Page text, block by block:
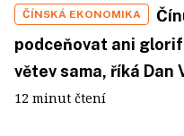
ČÍNSKÁ EKONOMIKA
podceňovat ani
větev sama, říká Dan
12 minut čtení